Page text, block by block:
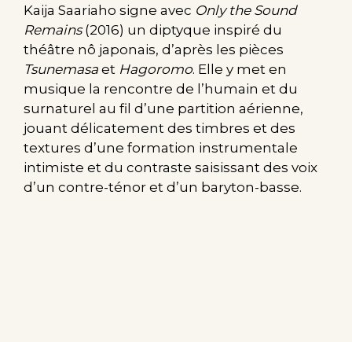
Kaija Saariaho signe avec Only the Sound
Remains(2016) un diptyque inspiré du
théâtre nô japonais, d’après les pièces
Tsunemasa et Hagoromo. Elle y met en
musique la rencontre de l’humain et du
surnaturel au fil d’une partition aérienne,
jouant délicatement des timbres et des
textures d’une formation instrumentale
intimiste et du contraste saisissant des voix
d’un contre-ténor et d’un baryton-basse.